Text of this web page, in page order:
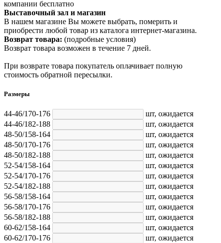
компании бесплатно
Выставочный зал и магазин
В нашем магазине Вы можете выбрать, померить и
приобрести любой товар из каталога интернет-магазина.
Возврат товара: (подробные условия)
Возврат товара возможен в течение 7 дней.
При возврате товара покупатель оплачивает полную
стоимость обратной пересылки.
Размеры
44-46/170-176 шт, ожидается
44-46/182-188
шт, ожидается
48-50/158-164
шт, ожидается
48-50/170-176
шт, ожидается
48-50/182-188
шт, ожидается
52-54/158-164
шт, ожидается
52-54/170-176
шт, ожидается
52-54/182-188
шт, ожидается
56-58/158-164
шт, ожидается
56-58/170-176
шт, ожидается
56-58/182-188
шт, ожидается
60-62/158-164
шт, ожидается
60-62/170-176
шт, ожидается